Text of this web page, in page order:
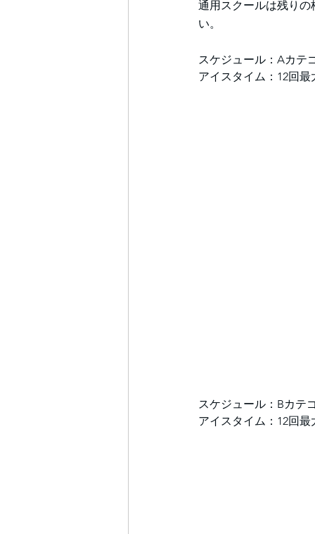
通用スクールは残り
い。
スケジュール：Aカテ
アイスタイム：12回最
スケジュール：Bカテ
アイスタイム：12回最